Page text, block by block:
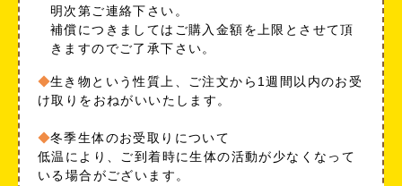
明次第ご連絡下さい。
補償につきましてはご購入金額を上限とさせて頂
きますのでご了承下さい。
生き物という性質上、ご注文から1週間以内のお受
け取りをおねがいいたします。
冬季生体のお受取りについて
低温により、ご到着時に生体の活動が少なくなって
いる場合がございます。